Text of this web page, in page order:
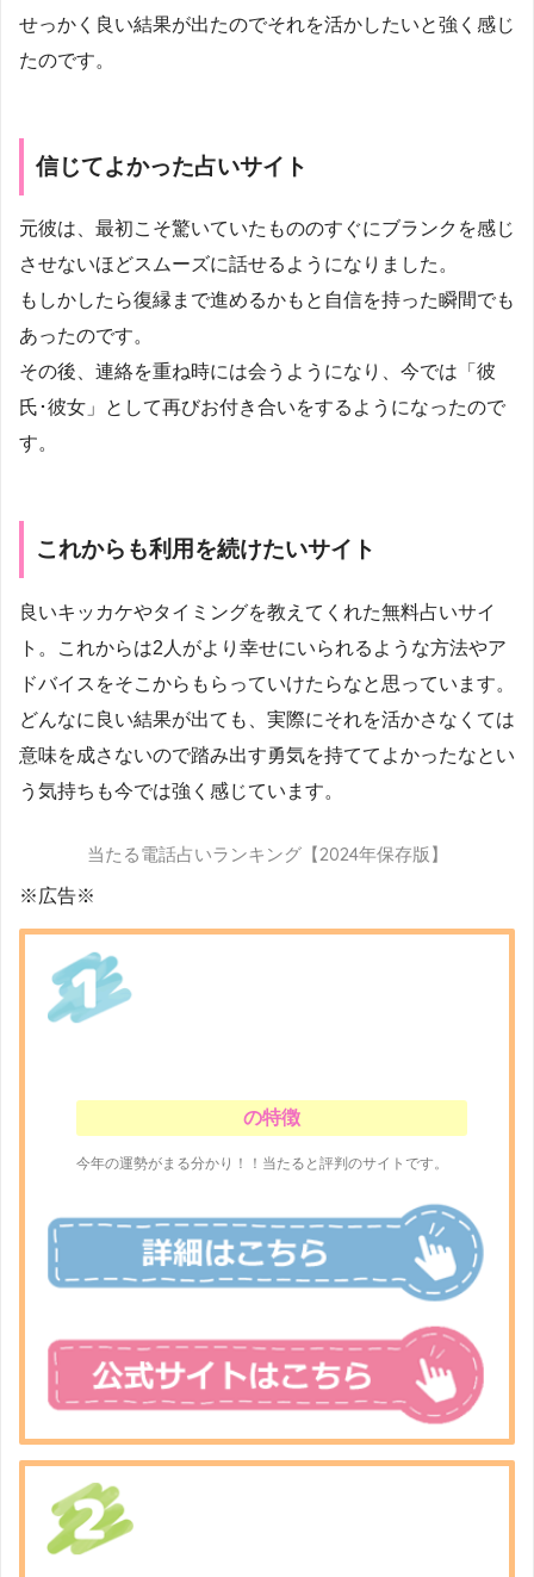
せっかく良い結果が出たのでそれを活かしたいと強く感じ
たのです。
信じてよかった占いサイト
元彼は、最初こそ驚いていたもののすぐにブランクを感じ
させないほどスムーズに話せるようになりました。
もしかしたら復縁まで進めるかもと自信を持った瞬間でも
あったのです。
その後、連絡を重ね時には会うようになり、今では「彼
氏･彼女」として再びお付き合いをするようになったので
す。
これからも利用を続けたいサイト
良いキッカケやタイミングを教えてくれた無料占いサイ
ト。これからは2人がより幸せにいられるような方法やア
ドバイスをそこからもらっていけたらなと思っています。
どんなに良い結果が出ても、実際にそれを活かさなくては
意味を成さないので踏み出す勇気を持ててよかったなとい
う気持ちも今では強く感じています。
当たる電話占いランキング【2024年保存版】
※広告※
の特徴
今年の運勢がまる分かり！！当たると評判のサイトです。